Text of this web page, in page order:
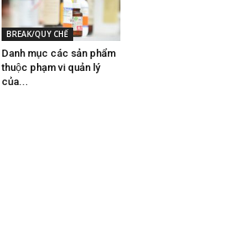
BREAK/QUY CHẾ
Danh mục các sản phẩm
thuộc phạm vi quản lý
của...